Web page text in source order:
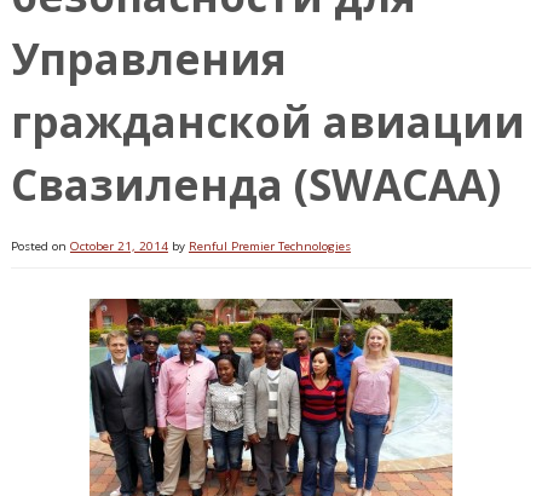
Управления
гражданской авиации
Свазиленда (SWACAA)
Posted on October 21, 2014by Renful Premier Technologies